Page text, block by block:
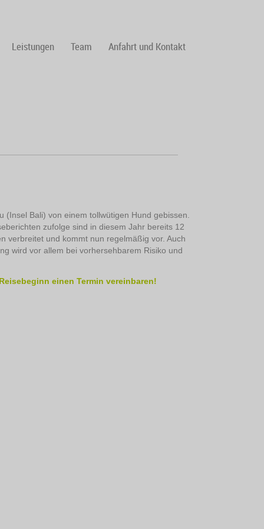
Leistungen Team Anfahrt und Kontakt
(Insel Bali) von einem tollwütigen Hund gebissen.
zufolge sind in diesem Jahr bereits 12
verbreitet und kommt nun regelmäßig vor. Auch
wird vor allem bei vorhersehbarem Risiko und
einen Termin vereinbaren!